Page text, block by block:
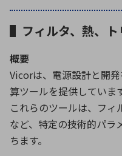
▌フィルタ、熱、ト
概要
Vicorは、電源設計と開
算ツールを提供していま
これらのツールは、フ
など、特定の技術的パラ
ちます。